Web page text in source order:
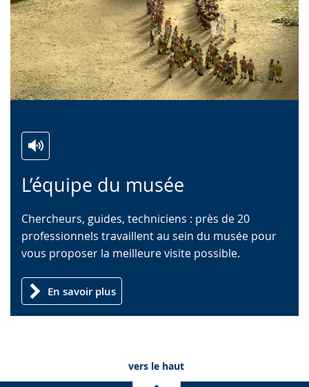
L’équipe du musée
Leichten
Sprache
wechseln.
Audio-
Unterstützung.
Video
Deutscher
Gebärdensprache
wird
Chercheurs, guides, techniciens : près de 20
professionnels travaillent au sein du musée pour
vous proposer la meilleure visite possible.
En savoir plus
vers le haut